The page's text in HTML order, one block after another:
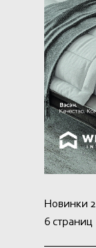
Новинки
6 страниц